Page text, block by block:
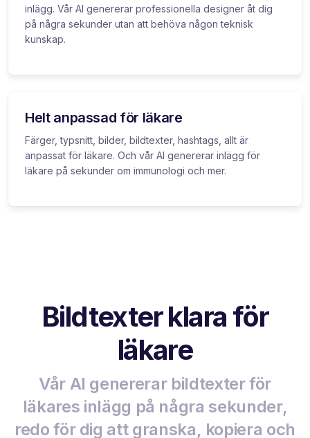
inlägg. Vår AI genererar professionella designer åt dig
på några sekunder utan att behöva någon teknisk
kunskap.
Helt anpassad för läkare
Färger, typsnitt, bilder, bildtexter, hashtags, allt är
anpassat för läkare. Och vår AI genererar inlägg för
läkare på sekunder om immunologi och mer.
Bildtexter klara för
läkare
Vår AI genererar bildtexter för
läkares inlägg på några sekunder,
redo för dig att granska, kopiera och